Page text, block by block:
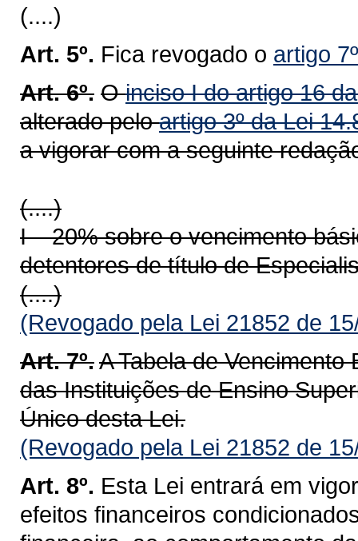
(....)
Art. 5º. Fica revogado o artigo
Art. 6º. Oinciso I do artigo 16
alterado peloartigo 3º da Lei
a vigorar com a seguinte
(....)
I – 20% sobre o vencimento
detentores de título de
(....)
(Revogado pela Lei 21852 de
Art. 7º.A Tabela de
das Instituições de Ensino
Único desta Lei.
(Revogado pela Lei 21852 de
Art. 8º. Esta Lei entrará em
efeitos financeiros